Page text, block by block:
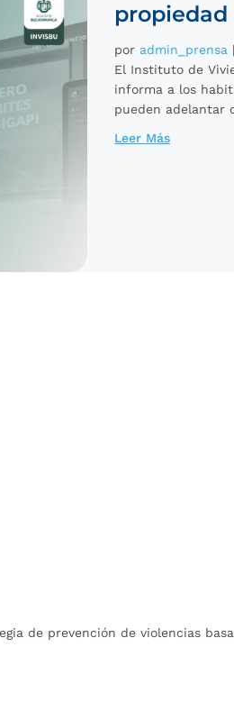
por admin_prensa
El Instituto de
informa a los
pueden adelantar
Leer Más
de prevención de violencias